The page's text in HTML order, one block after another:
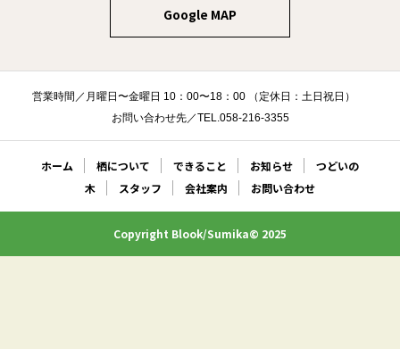
Google MAP
営業時間／月曜日〜金曜日 10：00〜18：00 （定休日：土日祝日）
お問い合わせ先／TEL.058-216-3355
ホーム 栖について できること お知らせ
つどいの
木
スタッフ 会社案内 お問い合わせ
Copyright Blook/Sumika© 2025